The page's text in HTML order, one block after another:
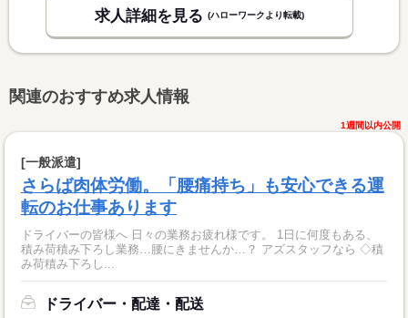
求人詳細を見る (ハローワークより転載)
関連のおすすめ求人情報
1週間以内公開
[一般派遣]
さらば肉体労働。「腰痛持ち」も安心できる運
転のお仕事あります
ドライバーの皆様へ 日々の業務お疲れ様です。 1日に何度もある、
積み荷積み下ろし業務…腰にきませんか…？ アズスタッフなら ◇積
み荷積み下ろし...
ドライバー・配達・配送